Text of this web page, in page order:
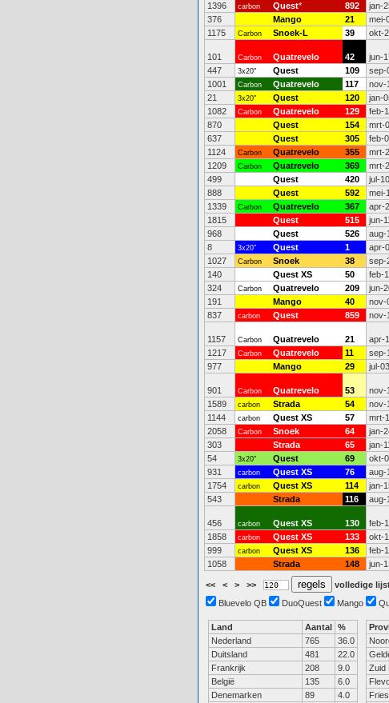
1396
carbon Quest* 892 jan-
376
Mango 21 mei-
1175
Carbon Snoek-L 39 okt-
101 Carbon Quatrevelo 42 jun-
447
3x20" Quest 109 sep-
1001
Carbon Quatrevelo 117 nov-
21
3x20" Quest 120 jan-
1082
Carbon Quatrevelo 129 feb-
870
Quest 154 mrt-
637
Quest 305 feb-
1124
Carbon Quatrevelo 355 mrt-
1209
Carbon Quatrevelo 369 mrt-
499
Quest 420 jul-10
888
Quest 592 mei-
1339
Carbon Quatrevelo 367 apr-
1815
Quest 515 jun-
968
Quest 526 aug-
8
3x20" Quest 1 apr-
1027
Carbon Snoek 38 sep-
140
Quest XS 50 feb-
324
Carbon Quatrevelo 209 jun-
191
Mango 40 nov-
837
carbon Quest 859 nov-
1157 Carbon Quatrevelo 21 apr-
1217
Carbon Quatrevelo 11 sep-
977
Mango 29 jul-03
901 Carbon Quatrevelo 53 nov-
1589
carbon Strada 54 nov-
1144
carbon Quest XS 57 mrt-
2058
Carbon Snoek 64 jan-
303
Strada 65 jan-
54
3x20" Quest 69 okt-
931
carbon Quest XS 76 aug-
1754
carbon Quest XS 114 jan-
543
Strada 116 aug-
456 carbon Quest XS 130 feb-
1858
carbon Quest XS 133 okt-
999
carbon Quest XS 136 feb-
1058
Strada 148 jun-
<< < > >>
volledige
Bluevelo QB
DuoQuest Mango
Land Aantal %
Nederland
765
36.0
Duitsland
481
22.0
Frankrijk
208
9.0
België
135
6.0
Denemarken
89
4.0
Zuid